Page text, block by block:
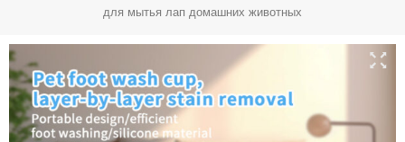
для мытья лап домашних животных